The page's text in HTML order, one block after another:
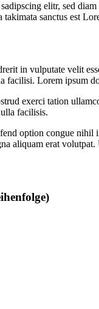
elitr, sed
sanctus est
in vulputate velit
facilisi. Lorem ipsum
exerci tation
facilisis.
option congue nihil
aliquam erat